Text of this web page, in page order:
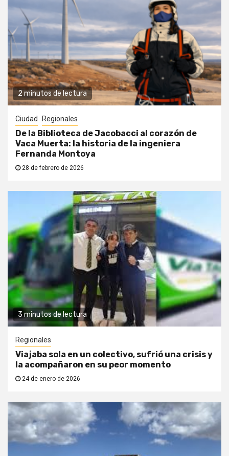
2 minutos de lectura
Ciudad Regionales
De la Biblioteca de Jacobacci al corazón de
Vaca Muerta: la historia de la ingeniera
Fernanda Montoya
28 de febrero de 2026
3 minutos de lectura
Regionales
Viajaba sola en un colectivo, sufrió una crisis y
la acompañaron en su peor momento
24 de enero de 2026